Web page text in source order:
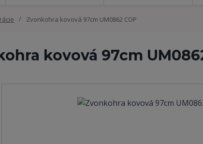
Zvonkohra kovová 97cm UM0862 COP
kovová 97cm